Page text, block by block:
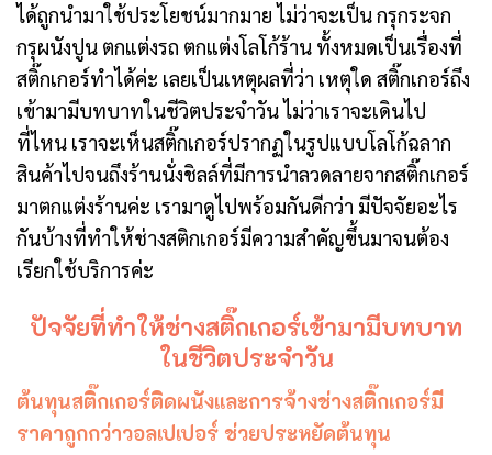
ได้ถูกนำมาใช้ประโยชน์มากมาย ไม่ว่าจะเป็น กรุกระจก
กรุผนังปูน ตกแต่งรถ ตกแต่งโลโก้ร้าน ทั้งหมดเป็นเรื่องที่
สติ๊กเกอร์ทำได้ค่ะ เลยเป็นเหตุผลที่ว่า เหตุใด สติ๊กเกอร์ถึง
เข้ามามีบทบาทในชีวิตประจำวัน ไม่ว่าเราจะเดินไป
ที่ไหน เราจะเห็นสติ๊กเกอร์ปรากฏในรูปแบบโลโก้ฉลาก
สินค้าไปจนถึงร้านนั่งชิลล์ที่มีการนำลวดลายจากสติ๊กเกอร์
มาตกแต่งร้านค่ะ เรามาดูไปพร้อมกันดีกว่า มีปัจจัยอะไร
กันบ้างที่ทำให้ช่างสติกเกอร์มีความสำคัญขึ้นมาจนต้อง
เรียกใช้บริการค่ะ
ปัจจัยที่ทำให้ช่างสติ๊กเกอร์เข้ามามีบทบาท
ในชีวิตประจำวัน
ต้นทุนสติ๊กเกอร์ติดผนังและการจ้างช่างสติ๊กเกอร์มี
ราคาถูกกว่าวอลเปเปอร์ ช่วยประหยัดต้นทุน